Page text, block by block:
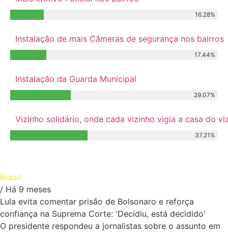
16.28%
Instalação de mais Câmeras de segurança nos bairros
17.44%
Instalação da Guarda Municipal
29.07%
Vizinho solidário, onde cada vizinho vigia a casa do
37.21%
Brasil
/ Há 9 meses
Lula evita comentar prisão de Bolsonaro e reforça
confiança na Suprema Corte: 'Decidiu, está decidido'
O presidente respondeu a jornalistas sobre o assunto em